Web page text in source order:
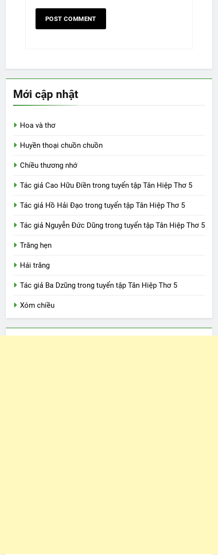
Mới cập nhật
Hoa và thơ
Huyền thoại chuồn chuồn
Chiều thương nhớ
Tác giả Cao Hữu Điền trong tuyển tập Tân Hiệp Thơ 5
Tác giả Hồ Hải Đạo trong tuyển tập Tân Hiệp Thơ 5
Tác giả Nguyễn Đức Dũng trong tuyển tập Tân Hiệp Thơ 5
Trăng hẹn
Hái trăng
Tác giả Ba Dzũng trong tuyển tập Tân Hiệp Thơ 5
Xóm chiều